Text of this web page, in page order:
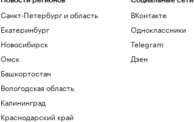
Санкт-Петербург и область
Екатеринбург
Новосибирск
Омск
Башкортостан
Вологодская область
Калининград
Краснодарский край
ВКонтакте
Одноклассники
Telegram
Дзен